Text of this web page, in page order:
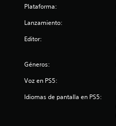
Plataforma:
Lanzamiento:
Editor:
Géneros:
Voz en PS5:
Idiomas de pantalla en PS5: